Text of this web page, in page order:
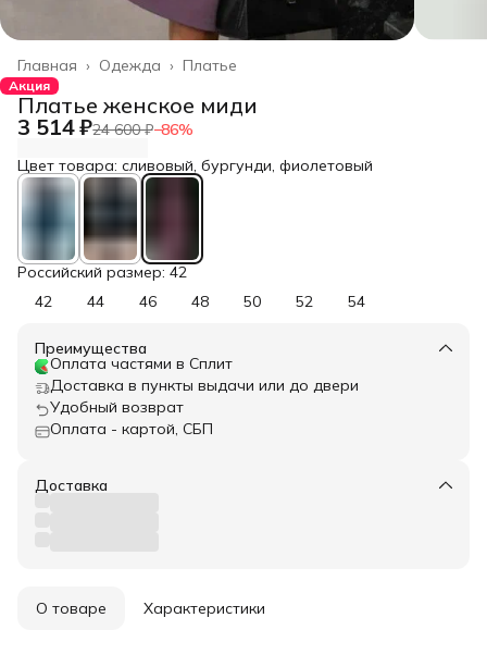
Платье
Одежда ›
Главная ›
Акция
Платье женское миди
3 514 ₽24 600 ₽−86%
Цвет товара: сливовый, бургунди, фиолетовый
Российский размер: 42
42
44 46 48 50 52 54
Преимущества
Оплата частями в Сплит
Доставка в пункты выдачи или до двери
Удобный возврат
Оплата - картой, СБП
Доставка
О товаре Характеристики